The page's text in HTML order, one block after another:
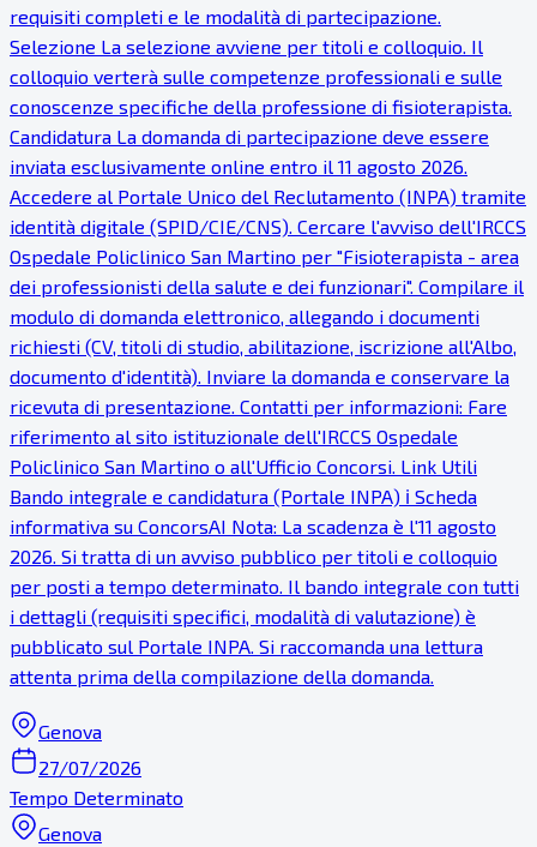
requisiti completi e le modalità di partecipazione.
Selezione La selezione avviene per titoli e colloquio. Il
colloquio verterà sulle competenze professionali e sulle
conoscenze specifiche della professione di fisioterapista.
Candidatura La domanda di partecipazione deve essere
inviata esclusivamente online entro il 11 agosto 2026.
Accedere al Portale Unico del Reclutamento (INPA) tramite
identità digitale (SPID/CIE/CNS). Cercare l'avviso dell'IRCCS
Ospedale Policlinico San Martino per "Fisioterapista - area
dei professionisti della salute e dei funzionari". Compilare il
modulo di domanda elettronico, allegando i documenti
richiesti (CV, titoli di studio, abilitazione, iscrizione all'Albo,
documento d'identità). Inviare la domanda e conservare la
ricevuta di presentazione. Contatti per informazioni: Fare
riferimento al sito istituzionale dell'IRCCS Ospedale
Policlinico San Martino o all'Ufficio Concorsi. Link Utili
Bando integrale e candidatura (Portale INPA) ℹ Scheda
informativa su ConcorsAI Nota: La scadenza è l'11 agosto
2026. Si tratta di un avviso pubblico per titoli e colloquio
per posti a tempo determinato. Il bando integrale con tutti
i dettagli (requisiti specifici, modalità di valutazione) è
pubblicato sul Portale INPA. Si raccomanda una lettura
attenta prima della compilazione della domanda.
Genova
27/07/2026
Tempo Determinato
Genova